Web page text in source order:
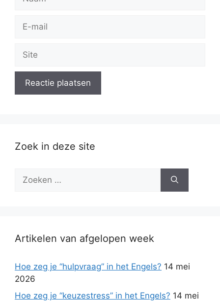
Site
Zoek in deze site
Zoek
Artikelen van afgelopen week
Hoe zeg je “hulpvraag” in het Engels? 14 mei
2026
Hoe zeg je “keuzestress” in het Engels? 14 mei